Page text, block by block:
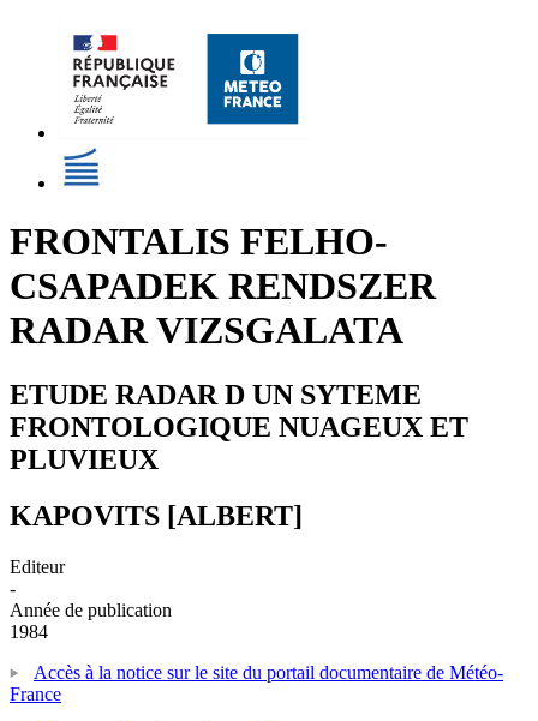
FRONTALIS FELHO-
CSAPADEK RENDSZER
RADAR VIZSGALATA
ETUDE RADAR D UN SYTEME
FRONTOLOGIQUE NUAGEUX ET
PLUVIEUX
KAPOVITS [ALBERT]
Editeur
-
Année de publication
1984
Accès à la notice sur le site du portail documentaire de Météo-
France